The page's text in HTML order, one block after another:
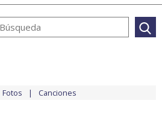
Fotos Canciones